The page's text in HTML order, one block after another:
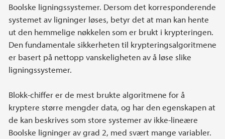
Boolske ligningssystemer. Dersom det korresponderende
systemet av ligninger løses, betyr det at man kan hente
ut den hemmelige nøkkelen som er brukt i krypteringen.
Den fundamentale sikkerheten til krypteringsalgoritmene
er basert på nettopp vanskeligheten av å løse slike
ligningssystemer.
Blokk-chiffer er de mest brukte algoritmene for å
kryptere større mengder data, og har den egenskapen at
de kan beskrives som store systemer av ikke-lineære
Boolske ligninger av grad 2, med svært mange variabler.